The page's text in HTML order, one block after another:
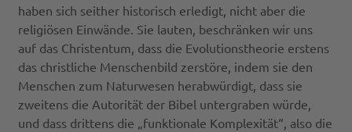
haben sich seither historisch erledigt, nicht aber die
religiösen Einwände. Sie lauten, beschränken wir uns
auf das Christentum, dass die Evolutionstheorie erstens
das christliche Menschenbild zerstöre, indem sie den
Menschen zum Naturwesen herabwürdigt, dass sie
zweitens die Autorität der Bibel untergraben würde,
und dass drittens die „funktionale Komplexität“, also die